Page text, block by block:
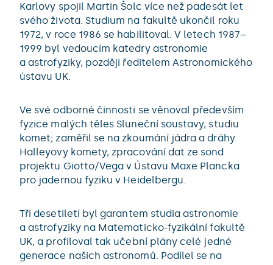
Karlovy spojil Martin Šolc více než padesát let
svého života. Studium na fakultě ukončil roku
1972, v roce 1986 se habilitoval. V letech 1987–
1999 byl vedoucím katedry astronomie
a astrofyziky, později ředitelem Astronomického
ústavu UK.
Ve své odborné činnosti se věnoval především
fyzice malých těles Sluneční soustavy, studiu
komet; zaměřil se na zkoumání jádra a dráhy
Halleyovy komety, zpracování dat ze sond
projektu Giotto/Vega v Ústavu Maxe Plancka
pro jadernou fyziku v Heidelbergu.
Tři desetiletí byl garantem studia astronomie
a astrofyziky na Matematicko-fyzikální fakultě
UK, a profiloval tak učební plány celé jedné
generace našich astronomů. Podílel se na